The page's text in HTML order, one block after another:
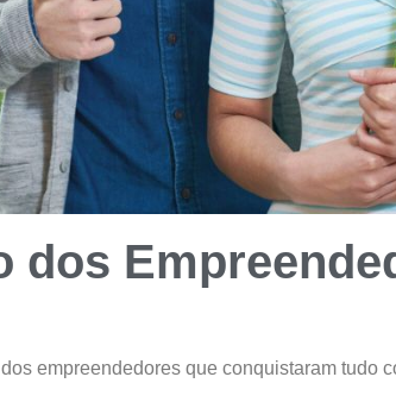
dos
empreendedores que conquistaram tudo